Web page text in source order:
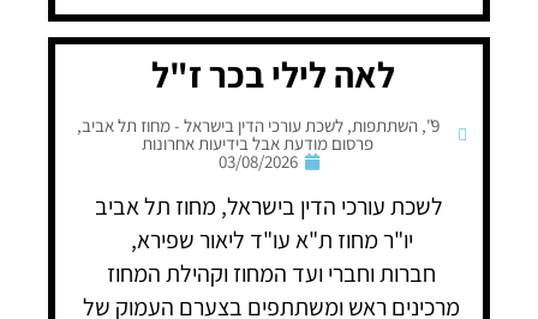
לאה לילי בכר ז"ל
9"
,השתתפות,לשכת עורכי הדין בישראל - מחוז תל אביב,
פרסום מודעת אבל בידיעות אחרונות
03/08/2026
לשכת עורכי הדין בישראל, מחוז תל אביב
יו"ר מחוז ת"א עו"ד ליאור שפירא,
חברות וחברי ועד המחוז וקהילת המחוז
מרכינים ראש ומשתתפים בצערם העמוק של